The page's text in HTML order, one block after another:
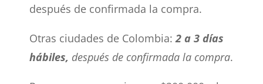
después de confirmada la compra.
Otras ciudades de Colombia:2 a 3 días
hábiles, después de confirmada la compra.